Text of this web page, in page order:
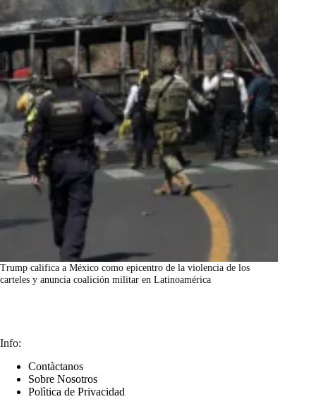
Trump califica a México como epicentro de la violencia de los
carteles y anuncia coalición militar en Latinoamérica
Info:
Contàctanos
Sobre Nosotros
Polìtica de Privacidad